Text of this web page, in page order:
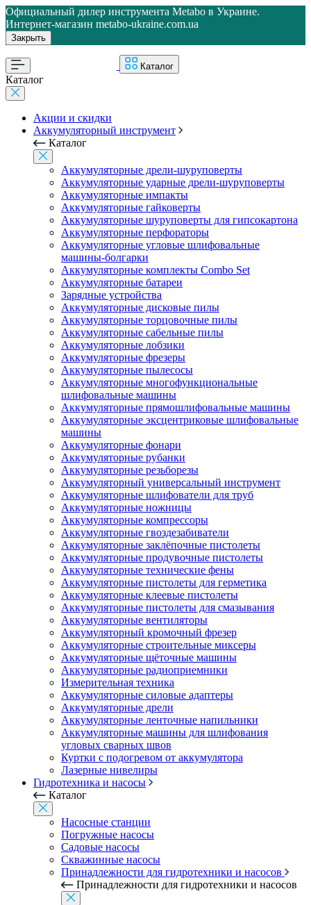
Официальный дилер инструмента Metabo в Украине.
Интернет-магазин metabo-ukraine.com.ua
Закрыть
Каталог
Каталог
Акции и скидки
Аккумуляторный инструмент
Каталог
Аккумуляторные дрели-шуруповерты
Аккумуляторные ударные дрели-шуруповерты
Аккумуляторные импакты
Аккумуляторные гайковерты
Аккумуляторные шуруповерты для гипсокартона
Аккумуляторные перфораторы
Аккумуляторные угловые шлифовальные
машины-болгарки
Аккумуляторные комплекты Combo Set
Аккумуляторные батареи
Зарядные устройства
Аккумуляторные дисковые пилы
Аккумуляторные торцовочные пилы
Аккумуляторные сабельные пилы
Аккумуляторные лобзики
Аккумуляторные фрезеры
Аккумуляторные пылесосы
Аккумуляторные многофункциональные
шлифовальные машины
Аккумуляторные прямошлифовальные машины
Аккумуляторные эксцентриковые шлифовальные
машины
Аккумуляторные фонари
Аккумуляторные рубанки
Аккумуляторные резьборезы
Аккумуляторный универсальный инструмент
Аккумуляторные шлифователи для труб
Аккумуляторные ножницы
Аккумуляторные компрессоры
Аккумуляторные гвоздезабиватели
Аккумуляторные заклёпочные пистолеты
Аккумуляторные продувочные пистолеты
Аккумуляторные технические фены
Аккумуляторные пистолеты для герметика
Аккумуляторные клеевые пистолеты
Аккумуляторные пистолеты для смазывания
Аккумуляторные вентиляторы
Аккумуляторный кромочный фрезер
Аккумуляторные строительные миксеры
Аккумуляторные щёточные машины
Аккумуляторные радиоприемники
Измерительная техника
Аккумуляторные силовые адаптеры
Аккумуляторные дрели
Аккумуляторные ленточные напильники
Аккумуляторные машины для шлифования
угловых сварных швов
Куртки с подогревом от аккумулятора
Лазерные нивелиры
Гидротехника и насосы
Каталог
Насосные станции
Погружные насосы
Садовые насосы
Скважинные насосы
Принадлежности для гидротехники и насосов
Принадлежности для гидротехники и насосов